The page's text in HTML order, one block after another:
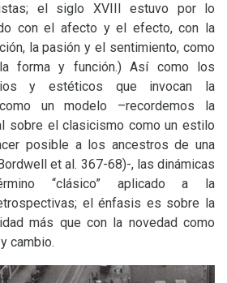
el siglo XVIII estuvo por lo
con el afecto y el efecto, con la
la pasión y el sentimiento, como
forma y función.) Así como los
y estéticos que invocan la
un modelo –recordemos la
sobre el clasicismo como un estilo
posible a los ancestros de una
et al. 367-68)-, las dinámicas
“clásico” aplicado a la
el énfasis es sobre la
más que con la novedad como
cambio.